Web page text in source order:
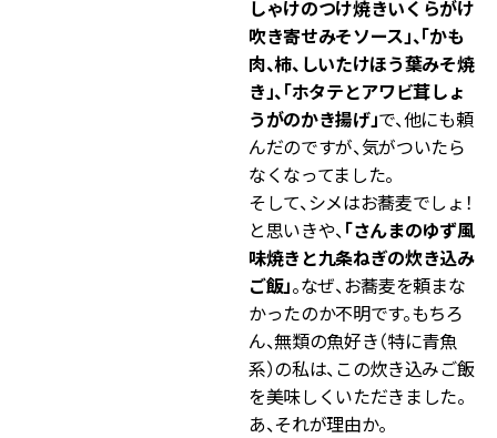
しゃけのつけ焼きいくらがけ
吹き寄せみそソース」、「かも
肉、柿、しいたけほう葉みそ焼
き」、「ホタテとアワビ茸しょ
うがのかき揚げ」で、他にも頼
んだのですが、気がついたら
なくなってました。
そして、シメはお蕎麦でしょ！
と思いきや、「さんまのゆず風
味焼きと九条ねぎの炊き込み
ご飯」。なぜ、お蕎麦を頼まな
かったのか不明です。もちろ
ん、無類の魚好き（特に青魚
系）の私は、この炊き込みご飯
を美味しくいただきました。
あ、それが理由か。